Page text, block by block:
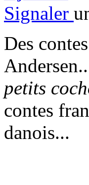
Signaler
Des
petits
contes
danois...